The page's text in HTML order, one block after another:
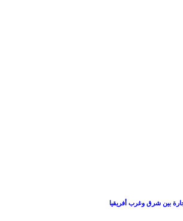
بين شرق وغرب أفريقيا